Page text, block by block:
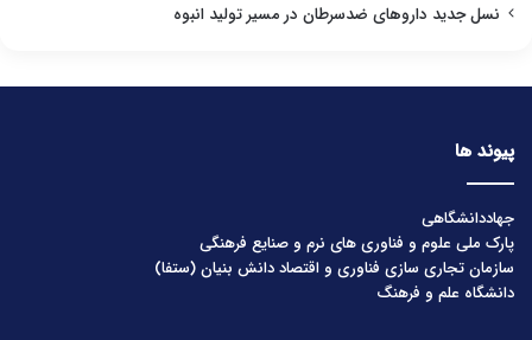
نسل جدید داروهای ضدسرطان در مسیر تولید انبوه
پیوند ها
جهاددانشگاهی
پارک ملی علوم و فناوری های نرم و صنایع فرهنگی
سازمان تجاری سازی فناوری و اقتصاد دانش بنیان (ستفا)
دانشگاه علم و فرهنگ